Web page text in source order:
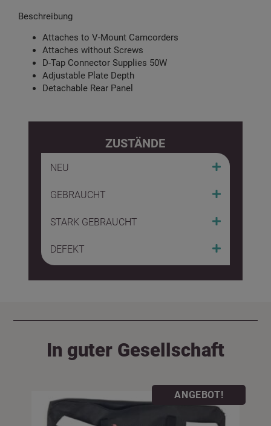
Beschreibung
Attaches to V-Mount Camcorders
Attaches without Screws
D-Tap Connector Supplies 50W
Adjustable Plate Depth
Detachable Rear Panel
ZUSTÄNDE
NEU
GEBRAUCHT
STARK GEBRAUCHT
DEFEKT
In guter Gesellschaft
ANGEBOT!